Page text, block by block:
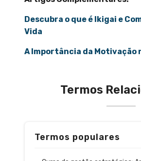
Descubra o que é Ikigai e
Vida
A Importância da Motivação
Termos
Termos populares